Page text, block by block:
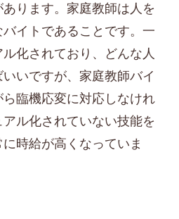
ります。家庭教師は人を
イトであることです。一
化されており、どんな人
いですが、家庭教師バイ
ら臨機応変に対応しなけれ
ル化されていない技能を
時給が高くなっていま